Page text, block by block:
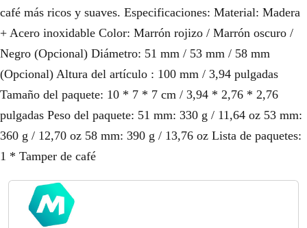
café más ricos y suaves. Especificaciones: Material: Madera
+ Acero inoxidable Color: Marrón rojizo / Marrón oscuro /
Negro (Opcional) Diámetro: 51 mm / 53 mm / 58 mm
(Opcional) Altura del artículo : 100 mm / 3,94 pulgadas
Tamaño del paquete: 10 * 7 * 7 cm / 3,94 * 2,76 * 2,76
pulgadas Peso del paquete: 51 mm: 330 g / 11,64 oz 53 mm:
360 g / 12,70 oz 58 mm: 390 g / 13,76 oz Lista de paquetes:
1 * Tamper de café